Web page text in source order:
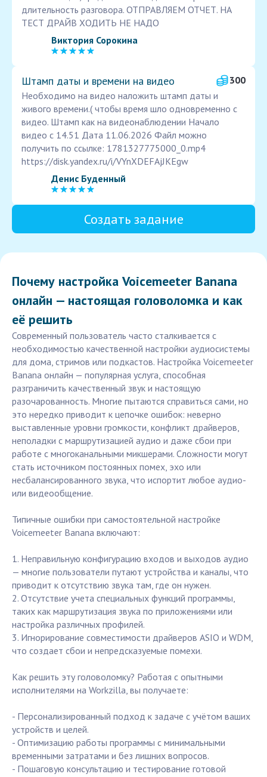
длительность разговора. ОТПРАВЛЯЕМ ОТЧЕТ. НА
ТЕСТ ДРАЙВ ХОДИТЬ НЕ НАДО
Виктория Сорокина
Штамп даты и времени на видео
300
Необходимо на видео наложить штамп даты и
живого времени.( чтобы время шло одновременно с
видео. Штамп как на видеонаблюдении Начало
видео с 14.51 Дата 11.06.2026 Файл можно
получить по ссылке: 1781327775000_0.mp4
https://disk.yandex.ru/i/VYnXDEFAjJKEgw
Денис Буденный
Создать задание
Почему настройка Voicemeeter Banana
онлайн — настоящая головоломка и как
её решить
Современный пользователь часто сталкивается с
необходимостью качественной настройки аудиосистемы
для дома, стримов или подкастов. Настройка Voicemeeter
Banana онлайн — популярная услуга, способная
разграничить качественный звук и настоящую
разочарованность. Многие пытаются справиться сами, но
это нередко приводит к цепочке ошибок: неверно
выставленные уровни громкости, конфликт драйверов,
неполадки с маршрутизацией аудио и даже сбои при
работе с многоканальными микшерами. Сложности могут
стать источником постоянных помех, эхо или
несбалансированного звука, что испортит любое аудио-
или видеообщение.
Типичные ошибки при самостоятельной настройке
Voicemeeter Banana включают:
1. Неправильную конфигурацию входов и выходов аудио
— многие пользователи путают устройства и каналы, что
приводит к отсутствию звука там, где он нужен.
2. Отсутствие учета специальных функций программы,
таких как маршрутизация звука по приложениями или
настройка различных профилей.
3. Игнорирование совместимости драйверов ASIO и WDM,
что создает сбои и непредсказуемые помехи.
Как решить эту головоломку? Работая с опытными
исполнителями на Workzilla, вы получаете:
- Персонализированный подход к задаче с учётом ваших
устройств и целей.
- Оптимизацию работы программы с минимальными
временными затратами и без лишних вопросов.
- Пошаговую консультацию и тестирование готовой